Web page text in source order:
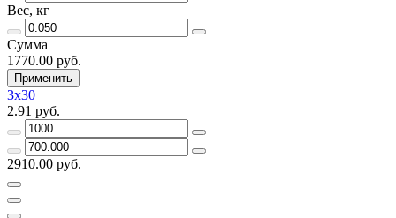
Вес, кг
Сумма
1770.00 руб.
Применить
3х30
2.91 руб.
2910.00 руб.